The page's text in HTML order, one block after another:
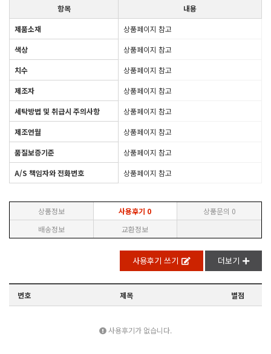
항목
내용
제품소재
상품페이지 참고
색상
상품페이지 참고
치수
상품페이지 참고
제조자
상품페이지 참고
세탁방법 및 취급시 주의사항
상품페이지 참고
제조연월
상품페이지 참고
품질보증기준
상품페이지 참고
A/S 책임자와 전화번호
상품페이지 참고
상품정보 사용후기 0 상품문의 0
배송정보
교환정보
사용후기 쓰기 더보기
번호 제목 별점
사용후기가 없습니다.